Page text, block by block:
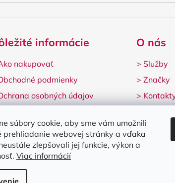
súbory cookie, aby sme vám umožnili
prehliadanie webovej stránky a vďaka
zlepšovali jej funkcie, výkon a
Viac informácií
informácie
nakupovať
podmienky
osobných údajov
O nás
> Služby
> Značky
>